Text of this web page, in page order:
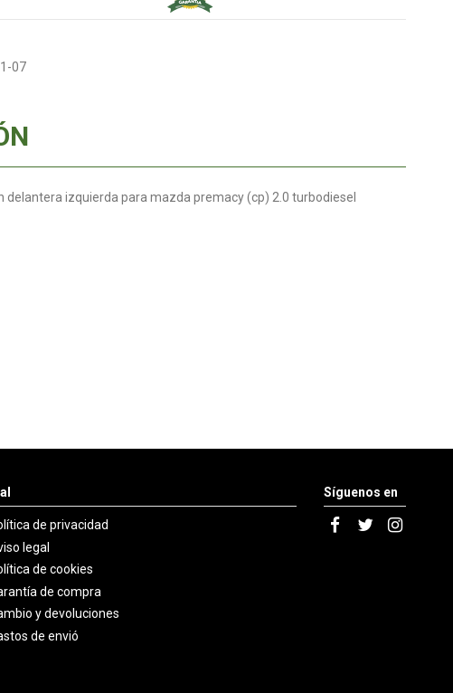
07
delantera izquierda para mazda premacy (cp) 2.0 turbodiesel
de privacidad
legal
de cookies
de compra
y devoluciones
de envió
Síguenos en